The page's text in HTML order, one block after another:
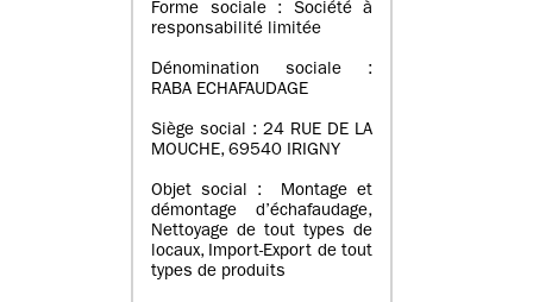
Forme sociale : Société à
responsabilité limitée
Dénomination sociale :
RABA ECHAFAUDAGE
Siège social : 24 RUE DE LA
MOUCHE, 69540 IRIGNY
Objet social : Montage et
démontage d’échafaudage,
Nettoyage de tout types de
locaux, Import-Export de tout
types de produits